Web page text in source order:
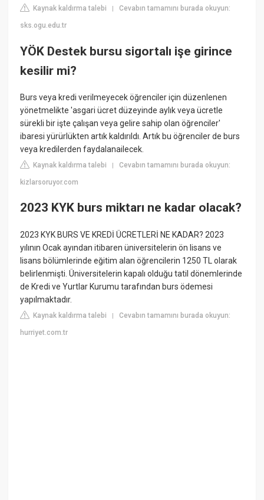
Kaynak kaldırma talebi |Cevabın tamamını burada okuyun:
sks.ogu.edu.tr
YÖK Destek bursu sigortalı işe girince
kesilir mi?
Burs veya kredi verilmeyecek öğrenciler için düzenlenen
yönetmelikte 'asgari ücret düzeyinde aylık veya ücretle
sürekli bir işte çalışan veya gelire sahip olan öğrenciler'
ibaresi yürürlükten artık kaldırıldı. Artık bu öğrenciler de burs
veya kredilerden faydalanailecek.
Kaynak kaldırma talebi |Cevabın tamamını burada okuyun:
kizlarsoruyor.com
2023 KYK burs miktarı ne kadar olacak?
2023 KYK BURS VE KREDİ ÜCRETLERİ NE KADAR? 2023
yılının Ocak ayından itibaren üniversitelerin ön lisans ve
lisans bölümlerinde eğitim alan öğrencilerin 1250 TL olarak
belirlenmişti. Üniversitelerin kapalı olduğu tatil dönemlerinde
de Kredi ve Yurtlar Kurumu tarafından burs ödemesi
yapılmaktadır.
Kaynak kaldırma talebi |Cevabın tamamını burada okuyun:
hurriyet.com.tr